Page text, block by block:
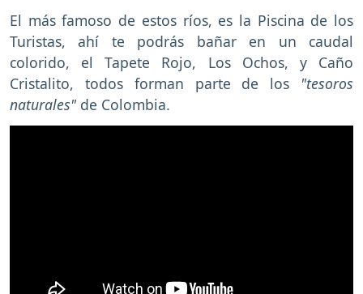
El más famoso de estos ríos, es la Piscina de los
Turistas, ahí te podrás bañar en un caudal
colorido, el Tapete Rojo, Los Ochos, y Caño
Cristalito, todos forman parte de los "tesoros
naturales" de Colombia.